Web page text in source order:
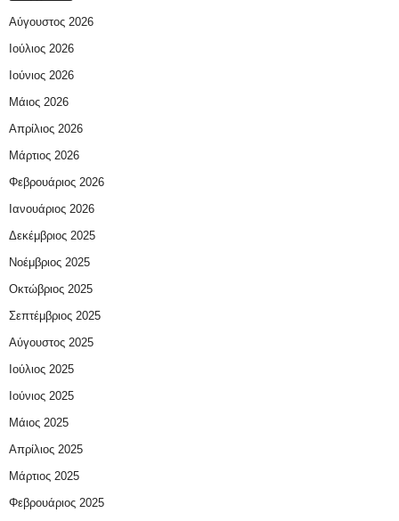
Αύγουστος 2026
Ιούλιος 2026
Ιούνιος 2026
Μάιος 2026
Απρίλιος 2026
Μάρτιος 2026
Φεβρουάριος 2026
Ιανουάριος 2026
Δεκέμβριος 2025
Νοέμβριος 2025
Οκτώβριος 2025
Σεπτέμβριος 2025
Αύγουστος 2025
Ιούλιος 2025
Ιούνιος 2025
Μάιος 2025
Απρίλιος 2025
Μάρτιος 2025
Φεβρουάριος 2025